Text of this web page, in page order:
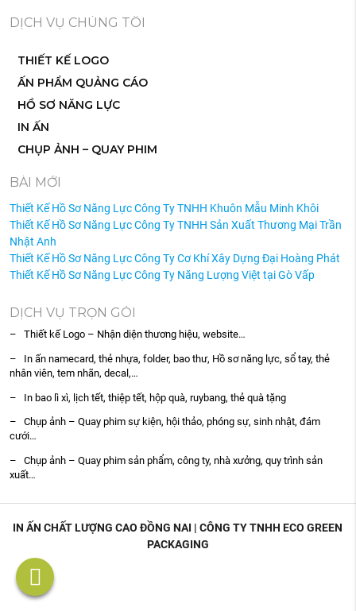
DỊCH VỤ CHÚNG TÔI
THIẾT KẾ LOGO
ẤN PHẨM QUẢNG CÁO
HỒ SƠ NĂNG LỰC
IN ẤN
CHỤP ẢNH – QUAY PHIM
BÀI MỚI
Thiết Kế Hồ Sơ Năng Lực Công Ty TNHH Khuôn Mẫu Minh Khôi
Thiết Kế Hồ Sơ Năng Lực Công Ty TNHH Sản Xuất Thương Mại Trần
Nhật Anh
Thiết Kế Hồ Sơ Năng Lực Công Ty Cơ Khí Xây Dựng Đại Hoàng Phát
Thiết Kế Hồ Sơ Năng Lực Công Ty Năng Lượng Việt tại Gò Vấp
DỊCH VỤ TRỌN GÓI
– Thiết kế Logo – Nhận diện thương hiệu, website…
– In ấn namecard, thẻ nhựa, folder, bao thư, Hồ sơ năng lực, sổ tay, thẻ
nhân viên, tem nhãn, decal,…
– In bao lì xì, lịch tết, thiệp tết, hộp quà, ruybang, thẻ quà tặng
– Chụp ảnh – Quay phim sự kiện, hội thảo, phóng sự, sinh nhật, đám
cưới…
– Chụp ảnh – Quay phim sản phẩm, công ty, nhà xưởng, quy trình sản
xuất…
IN ẤN CHẤT LƯỢNG CAO ĐỒNG NAI | CÔNG TY TNHH ECO GREEN
PACKAGING